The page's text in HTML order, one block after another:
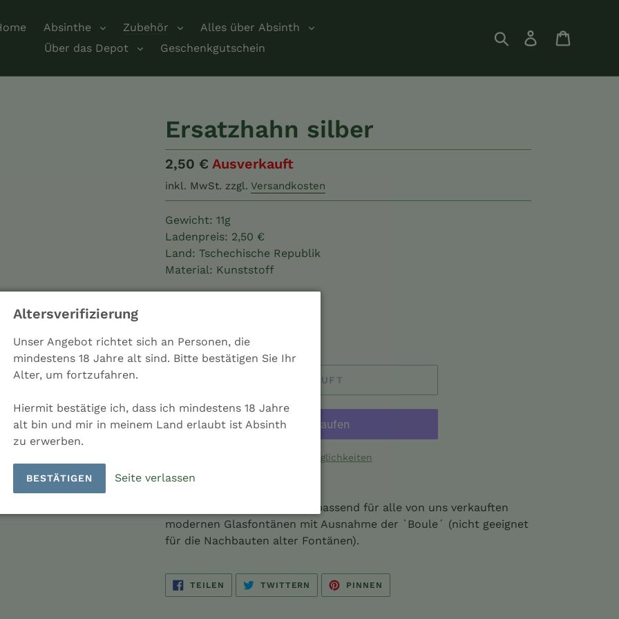
Altersverifizierung
Unser Angebot richtet sich an Personen, die
mindestens 18 Jahre alt sind. Bitte bestätigen Sie Ihr
Alter, um fortzufahren.
Hiermit bestätige ich, dass ich mindestens 18 Jahre
alt bin und mir in meinem Land erlaubt ist Absinth
zu erwerben.
BESTÄTIGEN Seite verlassen
Absinthe Zubehör
Alles über Absinth
Über das Depot
Geschenkgutschein
SuchenEinloggen
Ersatzhahn silber
Normaler
Preis
2,50 € Ausverkauft
inkl. MwSt. zzgl. Versandkosten
Gewicht: 11g
Ladenpreis: 2,50 €
Land: Tschechische Republik
Material: Kunststoff
AUSVERKAUFT
Weitere Bezahlmöglichkeiten
Produkt
zum
Warenkorb
Ersatzhahn aus Kunststoff, passend für alle von uns verkauften
modernen Glasfontänen mit Ausnahme der `Boule´ (nicht geeignet
für die Nachbauten alter Fontänen).
TEILEN
FACEBOOK
TEILEN
TWITTERN
TWITTER
TWITTERN
PINNEN
PINNEN